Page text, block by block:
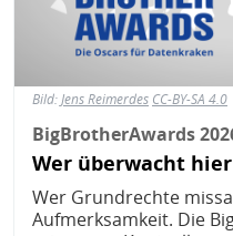
Bild:Jens Reimerdes CC-BY-SA 4.0
BigBrotherAwards
Wer überwacht
Wer Grundrechte
Aufmerksamkeit. Die